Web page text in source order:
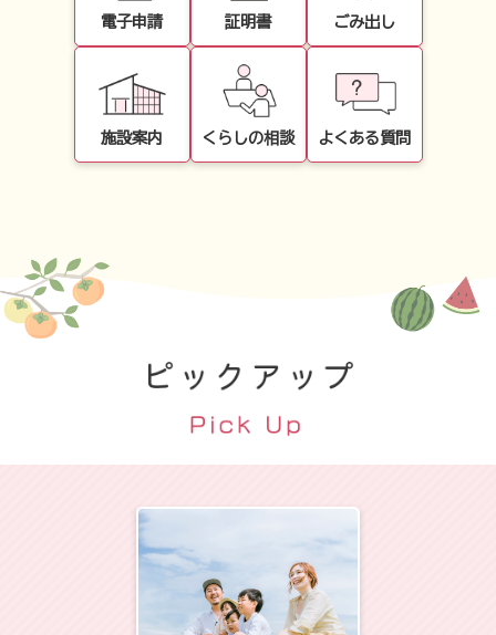
電子申請 証明書 ごみ出し
施設案内 くらしの相談 よくある質問